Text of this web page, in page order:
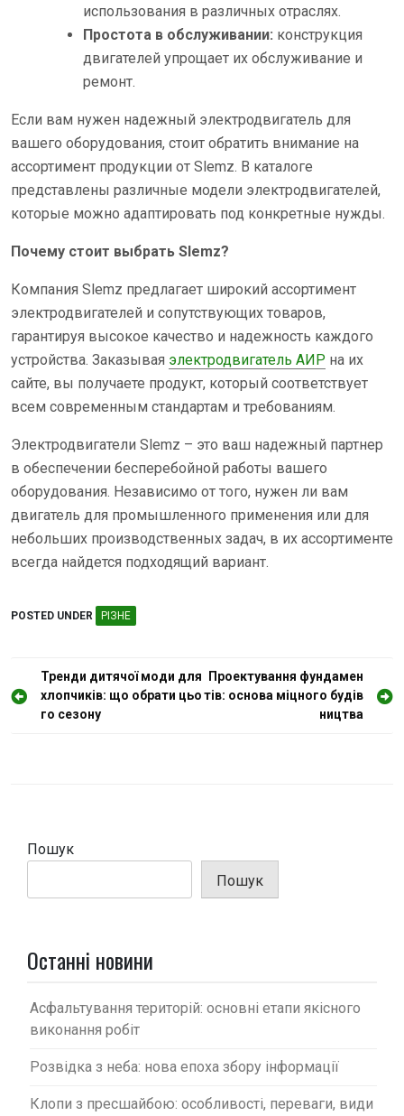
использования в различных отраслях.
Простота в обслуживании: конструкция
двигателей упрощает их обслуживание и
ремонт.
Если вам нужен надежный электродвигатель для
вашего оборудования, стоит обратить внимание на
ассортимент продукции от Slemz. В каталоге
представлены различные модели электродвигателей,
которые можно адаптировать под конкретные нужды.
Почему стоит выбрать Slemz?
Компания Slemz предлагает широкий ассортимент
электродвигателей и сопутствующих товаров,
гарантируя высокое качество и надежность каждого
устройства. Заказывая электродвигатель АИР на их
сайте, вы получаете продукт, который соответствует
всем современным стандартам и требованиям.
Электродвигатели Slemz – это ваш надежный партнер
в обеспечении бесперебойной работы вашего
оборудования. Независимо от того, нужен ли вам
двигатель для промышленного применения или для
небольших производственных задач, в их ассортименте
всегда найдется подходящий вариант.
POSTED UNDER РІЗНЕ
Н
а
Тренди дитячої моди для
хлопчиків: що обрати цьо
го сезону
Проектування фундамен
тів: основа міцного будів
ництва
Пошук
Пошук
Останні новини
Асфальтування територій: основні етапи якісного
виконання робіт
Розвідка з неба: нова епоха збору інформації
Клопи з пресшайбою: особливості, переваги, види